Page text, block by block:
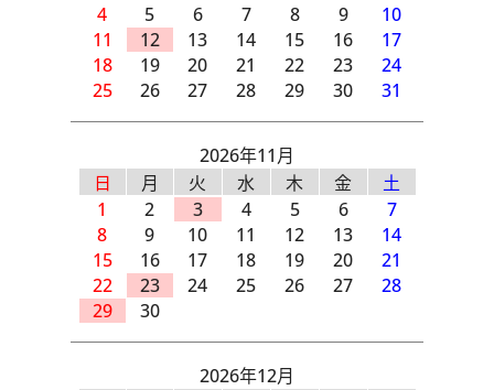
4
5 6 7 8 9
10
11
12 13 14 15 16
17
18
19 20 21 22 23
24
25
26 27 28 29 30 31
2026年11月
日
月 火 水 木 金
土
1
2 3 4 5 6
7
8
9 10 11 12 13
14
15
16 17 18 19 20
21
22
23 24 25 26 27
28
29
30
2026年12月